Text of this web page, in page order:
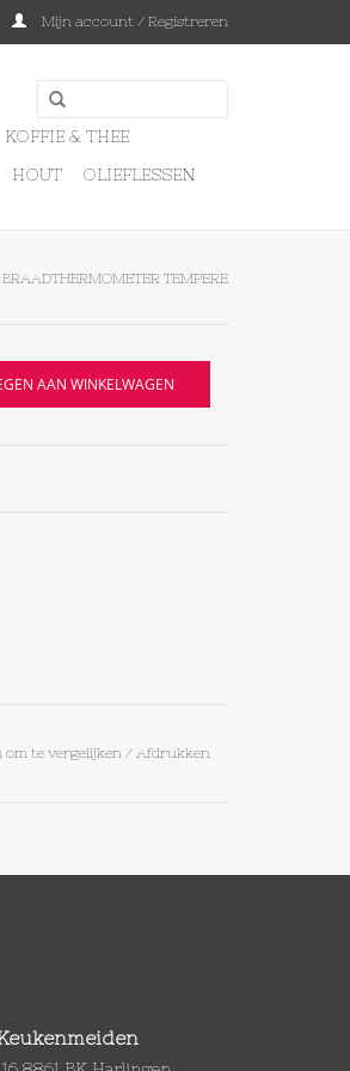
Mijn account / Registreren
KOFFIE & THEE
HOUT OLIEFLESSEN
TEMPERE
AAN WINKELWAGEN
om te vergelijken / Afdrukken